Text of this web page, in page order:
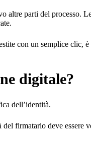
parti del processo.
con un semplice
digitale?
dell’identità.
firmatario deve